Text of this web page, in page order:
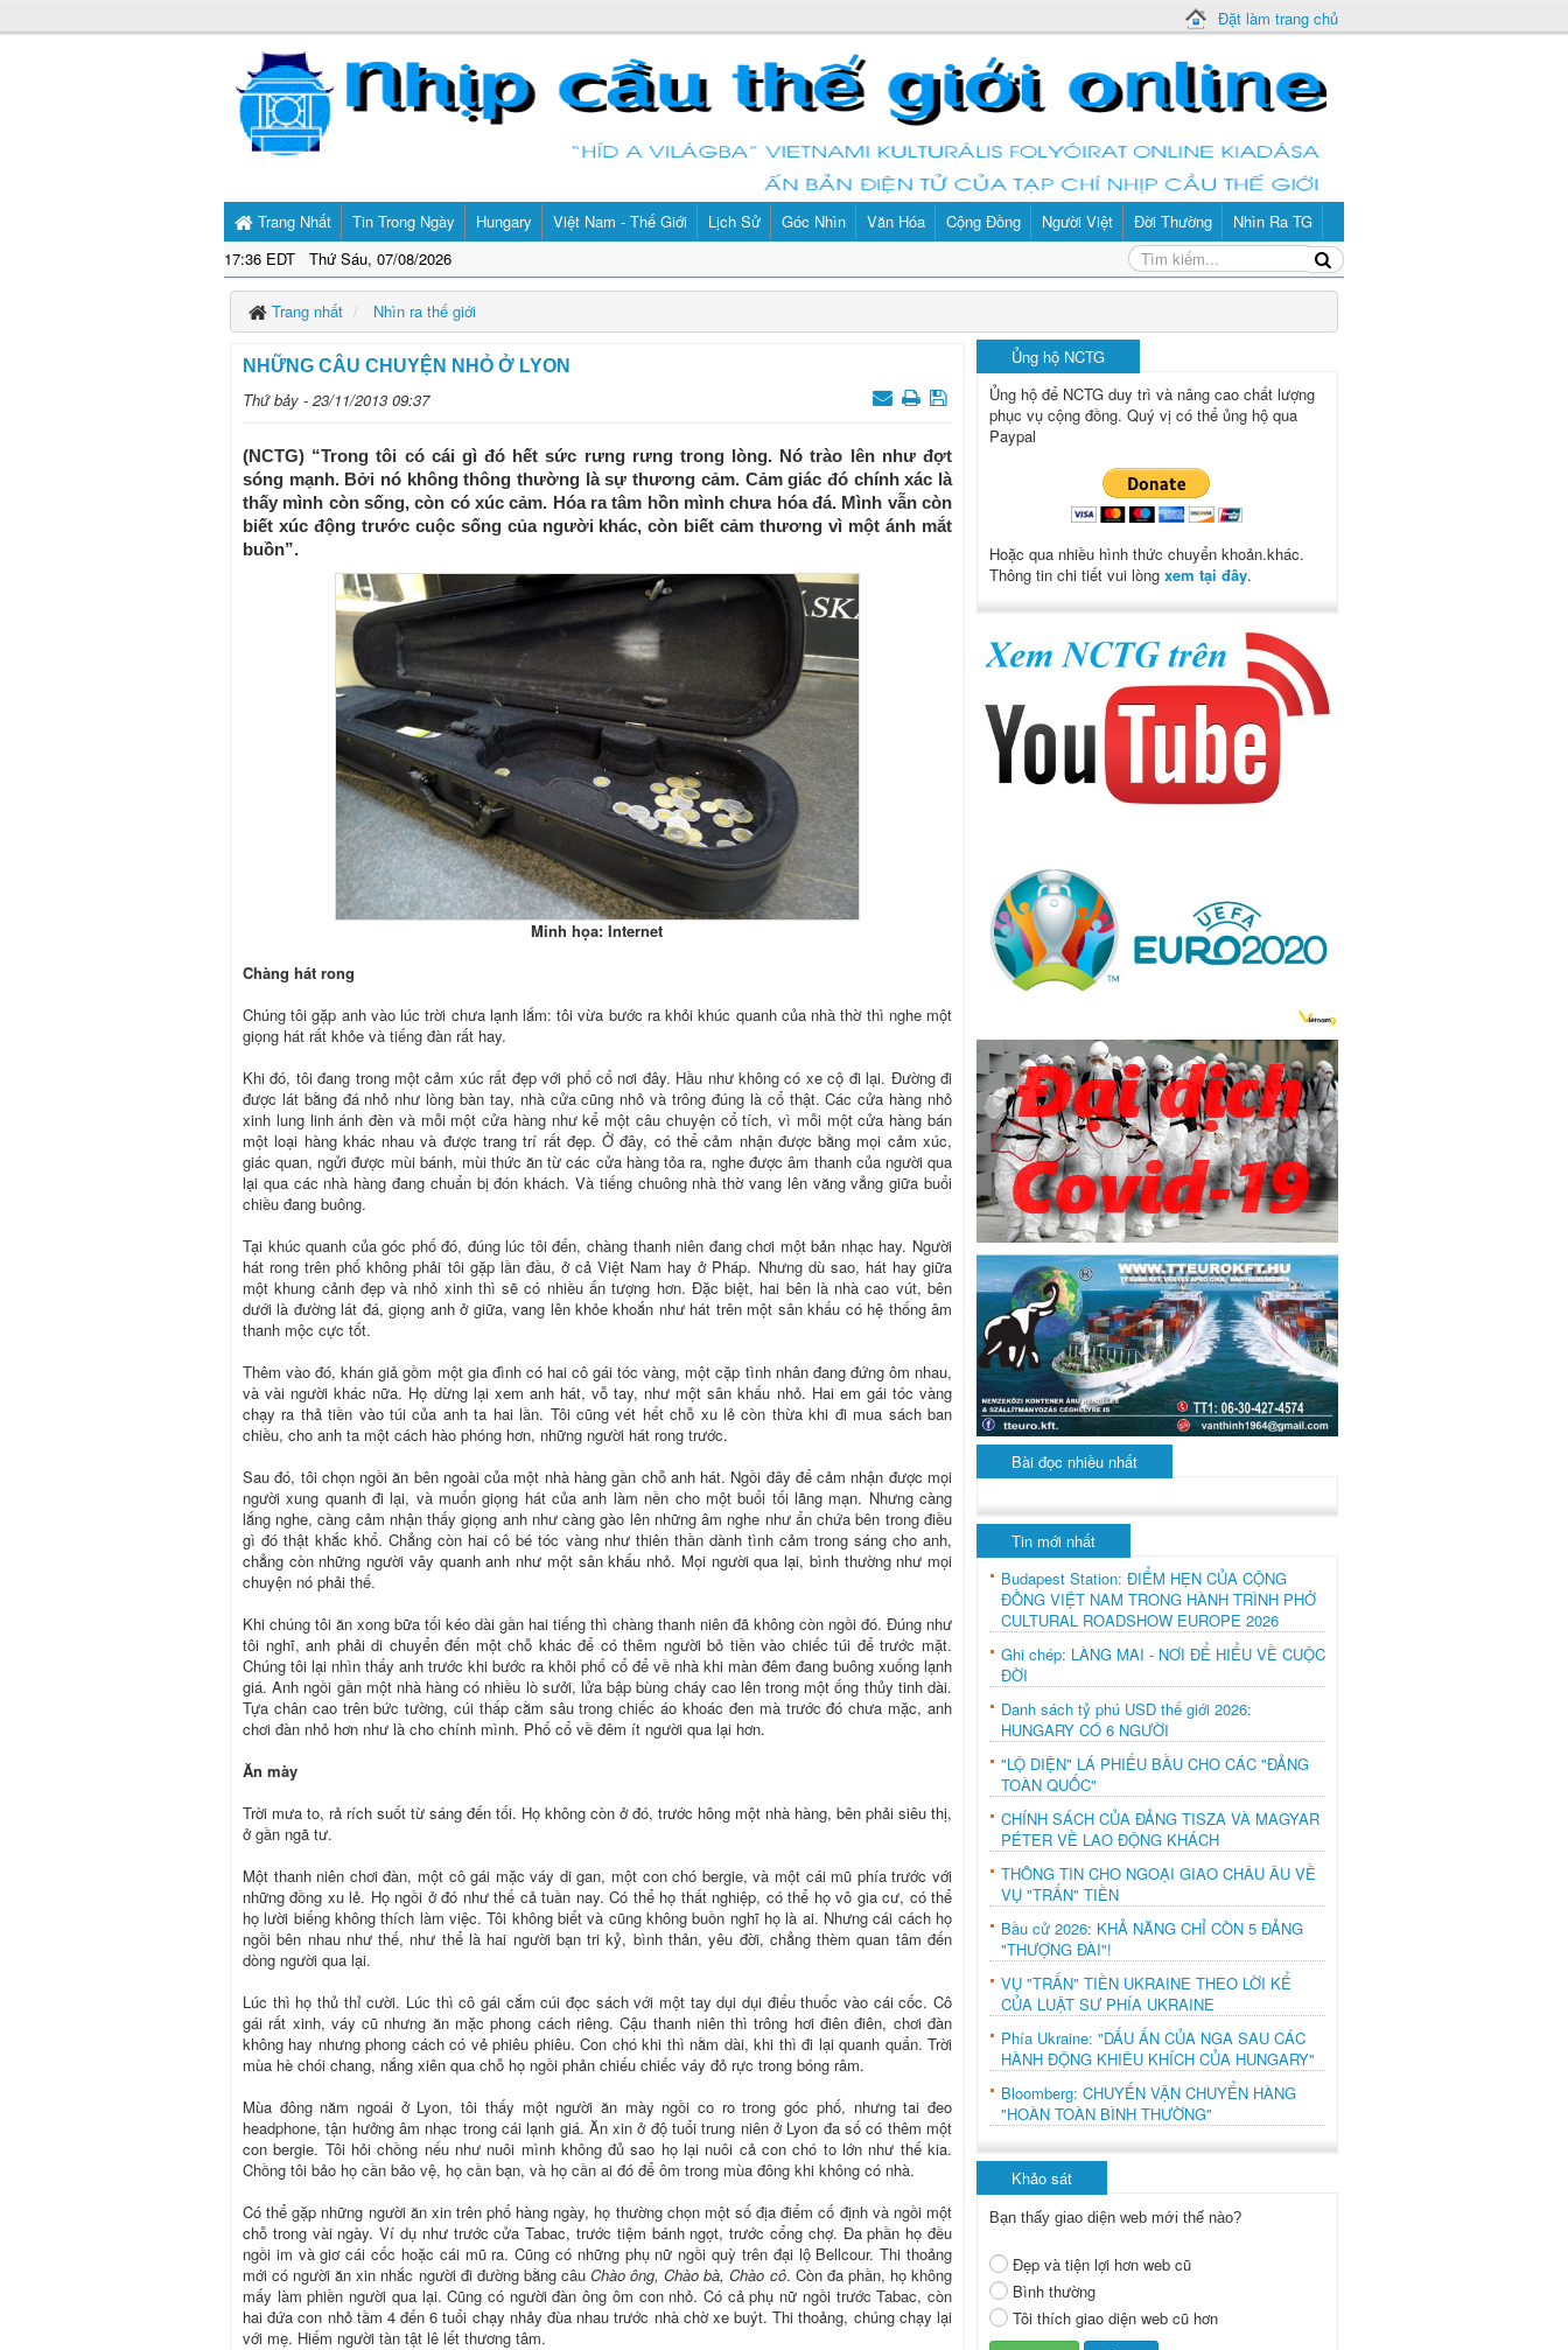
Đặt làm trang chủ
Trang Nhất
17:36 EDT Thứ Sáu, 07/08/2026
Tin Trong Ngày Hungary Việt Nam - Thế Giới Lịch Sử Góc Nhìn Văn Hóa Cộng Đồng Người Việt Đời Thường Nhìn Ra TG
Trang nhất Nhìn ra thế giới
NHỮNG CÂU CHUYỆN NHỎ Ở LYON
Thứ bảy - 23/11/2013 09:37
(NCTG) “Trong tôi có cái gì đó hết sức rưng rưng trong lòng. Nó trào lên như đợt
sóng mạnh. Bởi nó không thông thường là sự thương cảm. Cảm giác đó chính xác là
thấy mình còn sống, còn có xúc cảm. Hóa ra tâm hồn mình chưa hóa đá. Mình vẫn còn
biết xúc động trước cuộc sống của người khác, còn biết cảm thương vì một ánh mắt
buồn”.
Minh họa: Internet
Chàng hát rong
Chúng tôi gặp anh vào lúc trời chưa lạnh lắm: tôi vừa bước ra khỏi khúc quanh của nhà thờ thì nghe một
giọng hát rất khỏe và tiếng đàn rất hay.
Khi đó, tôi đang trong một cảm xúc rất đẹp với phố cổ nơi đây. Hầu như không có xe cộ đi lại. Đường đi
được lát bằng đá nhỏ như lòng bàn tay, nhà cửa cũng nhỏ và trông đúng là cổ thật. Các cửa hàng nhỏ
xinh lung linh ánh đèn và mỗi một cửa hàng như kể một câu chuyện cổ tích, vì mỗi một cửa hàng bán
một loại hàng khác nhau và được trang trí rất đẹp. Ở đây, có thể cảm nhận được bằng mọi cảm xúc,
giác quan, ngửi được mùi bánh, mùi thức ăn từ các cửa hàng tỏa ra, nghe được âm thanh của người qua
lại qua các nhà hàng đang chuẩn bị đón khách. Và tiếng chuông nhà thờ vang lên văng vẳng giữa buổi
chiều đang buông.
Tại khúc quanh của góc phố đó, đúng lúc tôi đến, chàng thanh niên đang chơi một bản nhạc hay. Người
hát rong trên phố không phải tôi gặp lần đầu, ở cả Việt Nam hay ở Pháp. Nhưng dù sao, hát hay giữa
một khung cảnh đẹp và nhỏ xinh thì sẽ có nhiều ấn tượng hơn. Đặc biệt, hai bên là nhà cao vút, bên
dưới là đường lát đá, giọng anh ở giữa, vang lên khỏe khoắn như hát trên một sân khấu có hệ thống âm
thanh mộc cực tốt.
Thêm vào đó, khán giả gồm một gia đình có hai cô gái tóc vàng, một cặp tình nhân đang đứng ôm nhau,
và vài người khác nữa. Họ dừng lại xem anh hát, vỗ tay, như một sân khấu nhỏ. Hai em gái tóc vàng
chạy ra thả tiền vào túi của anh ta hai lần. Tôi cũng vét hết chỗ xu lẻ còn thừa khi đi mua sách ban
chiều, cho anh ta một cách hào phóng hơn, những người hát rong trước.
Sau đó, tôi chọn ngồi ăn bên ngoài của một nhà hàng gần chỗ anh hát. Ngồi đây để cảm nhận được mọi
người xung quanh đi lại, và muốn giọng hát của anh làm nền cho một buổi tối lãng mạn. Nhưng càng
lắng nghe, càng cảm nhận thấy giọng anh như càng gào lên những âm nghe như ẩn chứa bên trong điều
gì đó thật khắc khổ. Chẳng còn hai cô bé tóc vàng như thiên thần dành tình cảm trong sáng cho anh,
chẳng còn những người vây quanh anh như một sân khấu nhỏ. Mọi người qua lại, bình thường như mọi
chuyện nó phải thế.
Khi chúng tôi ăn xong bữa tối kéo dài gần hai tiếng thì chàng thanh niên đã không còn ngồi đó. Đúng như
tôi nghĩ, anh phải di chuyển đến một chỗ khác để có thêm người bỏ tiền vào chiếc túi để trước mặt.
Chúng tôi lại nhìn thấy anh trước khi bước ra khỏi phố cổ để về nhà khi màn đêm đang buông xuống lạnh
giá. Anh ngồi gần một nhà hàng có nhiều lò sưởi, lửa bập bùng cháy cao lên trong một ống thủy tinh dài.
Tựa chân cao trên bức tường, cúi thấp cằm sâu trong chiếc áo khoác đen mà trước đó chưa mặc, anh
chơi đàn nhỏ hơn như là cho chính mình. Phố cổ về đêm ít người qua lại hơn.
Ăn mày
Trời mưa to, rả rích suốt từ sáng đến tối. Họ không còn ở đó, trước hông một nhà hàng, bên phải siêu thị,
ở gần ngã tư.
Một thanh niên chơi đàn, một cô gái mặc váy di gan, một con chó bergie, và một cái mũ phía trước với
những đồng xu lẻ. Họ ngồi ở đó như thế cả tuần nay. Có thể họ thất nghiệp, có thể họ vô gia cư, có thể
họ lười biếng không thích làm việc. Tôi không biết và cũng không buồn nghĩ họ là ai. Nhưng cái cách họ
ngồi bên nhau như thế, như thể là hai người bạn tri kỷ, bình thản, yêu đời, chẳng thèm quan tâm đến
dòng người qua lại.
Lúc thì họ thủ thỉ cười. Lúc thì cô gái cắm cúi đọc sách với một tay dụi dụi điếu thuốc vào cái cốc. Cô
gái rất xinh, váy cũ nhưng ăn mặc phong cách riêng. Cậu thanh niên thì trông hơi điên điên, chơi đàn
không hay nhưng phong cách có vẻ phiêu phiêu. Con chó khi thì nằm dài, khi thì đi lại quanh quẩn. Trời
mùa hè chói chang, nắng xiên qua chỗ họ ngồi phản chiếu chiếc váy đỏ rực trong bóng râm.
Mùa đông năm ngoái ở Lyon, tôi thấy một người ăn mày ngồi co ro trong góc phố, nhưng tai đeo
headphone, tận hưởng âm nhạc trong cái lạnh giá. Ăn xin ở độ tuổi trung niên ở Lyon đa số có thêm một
con bergie. Tôi hỏi chồng nếu như nuôi mình không đủ sao họ lại nuôi cả con chó to lớn như thế kia.
Chồng tôi bảo họ cần bảo vệ, họ cần bạn, và họ cần ai đó để ôm trong mùa đông khi không có nhà.
Có thể gặp những người ăn xin trên phố hàng ngày, họ thường chọn một số địa điểm cố định và ngồi một
chỗ trong vài ngày. Ví dụ như trước cửa Tabac, trước tiệm bánh ngọt, trước cổng chợ. Đa phần họ đều
ngồi im và giơ cái cốc hoặc cái mũ ra. Cũng có những phụ nữ ngồi quỳ trên đại lộ Bellcour. Thi thoảng
mới có người ăn xin nhắc người đi đường bằng câuChào ông, Chào bà, Chào cô. Còn đa phần, họ không
mấy làm phiền người qua lại. Cũng có người đàn ông ôm con nhỏ. Có cả phụ nữ ngồi trước Tabac, còn
hai đứa con nhỏ tầm 4 đến 6 tuổi chạy nhảy đùa nhau trước nhà chờ xe buýt. Thi thoảng, chúng chạy lại
với mẹ. Hiếm người tàn tật lê lết thương tâm.
Ủng hộ NCTG
Ủng hộ để NCTG duy trì và nâng cao chất lượng
phục vụ cộng đồng. Quý vị có thể ủng hộ qua
Paypal
Hoặc qua nhiều hình thức chuyển khoản.khác.
Thông tin chi tiết vui lòng xem tại đây.
Bài đọc nhiều nhất
Tin mới nhất
Budapest Station: ĐIỂM HẸN CỦA CỘNG
ĐỒNG VIỆT NAM TRONG HÀNH TRÌNH PHỞ
CULTURAL ROADSHOW EUROPE 2026
Ghi chép: LÀNG MAI - NƠI ĐỂ HIỂU VỀ CUỘC
ĐỜI
Danh sách tỷ phú USD thế giới 2026:
HUNGARY CÓ 6 NGƯỜI
"LỘ DIỆN" LÁ PHIẾU BẦU CHO CÁC "ĐẢNG
TOÀN QUỐC"
CHÍNH SÁCH CỦA ĐẢNG TISZA VÀ MAGYAR
PÉTER VỀ LAO ĐỘNG KHÁCH
THÔNG TIN CHO NGOẠI GIAO CHÂU ÂU VỀ
VỤ "TRẤN" TIỀN
Bầu cử 2026: KHẢ NĂNG CHỈ CÒN 5 ĐẢNG
"THƯỢNG ĐÀI"!
VỤ "TRẤN" TIỀN UKRAINE THEO LỜI KỂ
CỦA LUẬT SƯ PHÍA UKRAINE
Phía Ukraine: "DẤU ẤN CỦA NGA SAU CÁC
HÀNH ĐỘNG KHIÊU KHÍCH CỦA HUNGARY"
Bloomberg: CHUYẾN VẬN CHUYỂN HÀNG
"HOÀN TOÀN BÌNH THƯỜNG"
Khảo sát
Bạn thấy giao diện web mới thế nào?
Đẹp và tiện lợi hơn web cũ
Bình thường
Tôi thích giao diện web cũ hơn